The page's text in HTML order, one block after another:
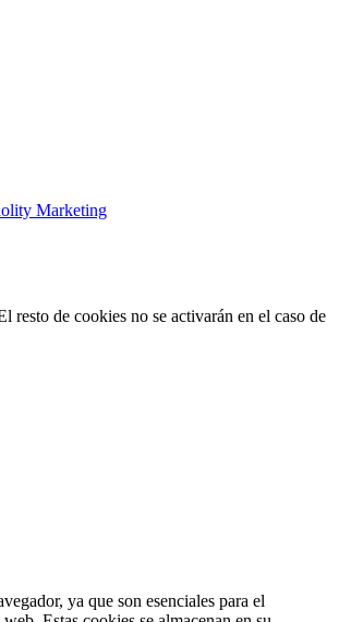
Marketing
resto de cookies no se activarán en el caso de
ya que son esenciales para el